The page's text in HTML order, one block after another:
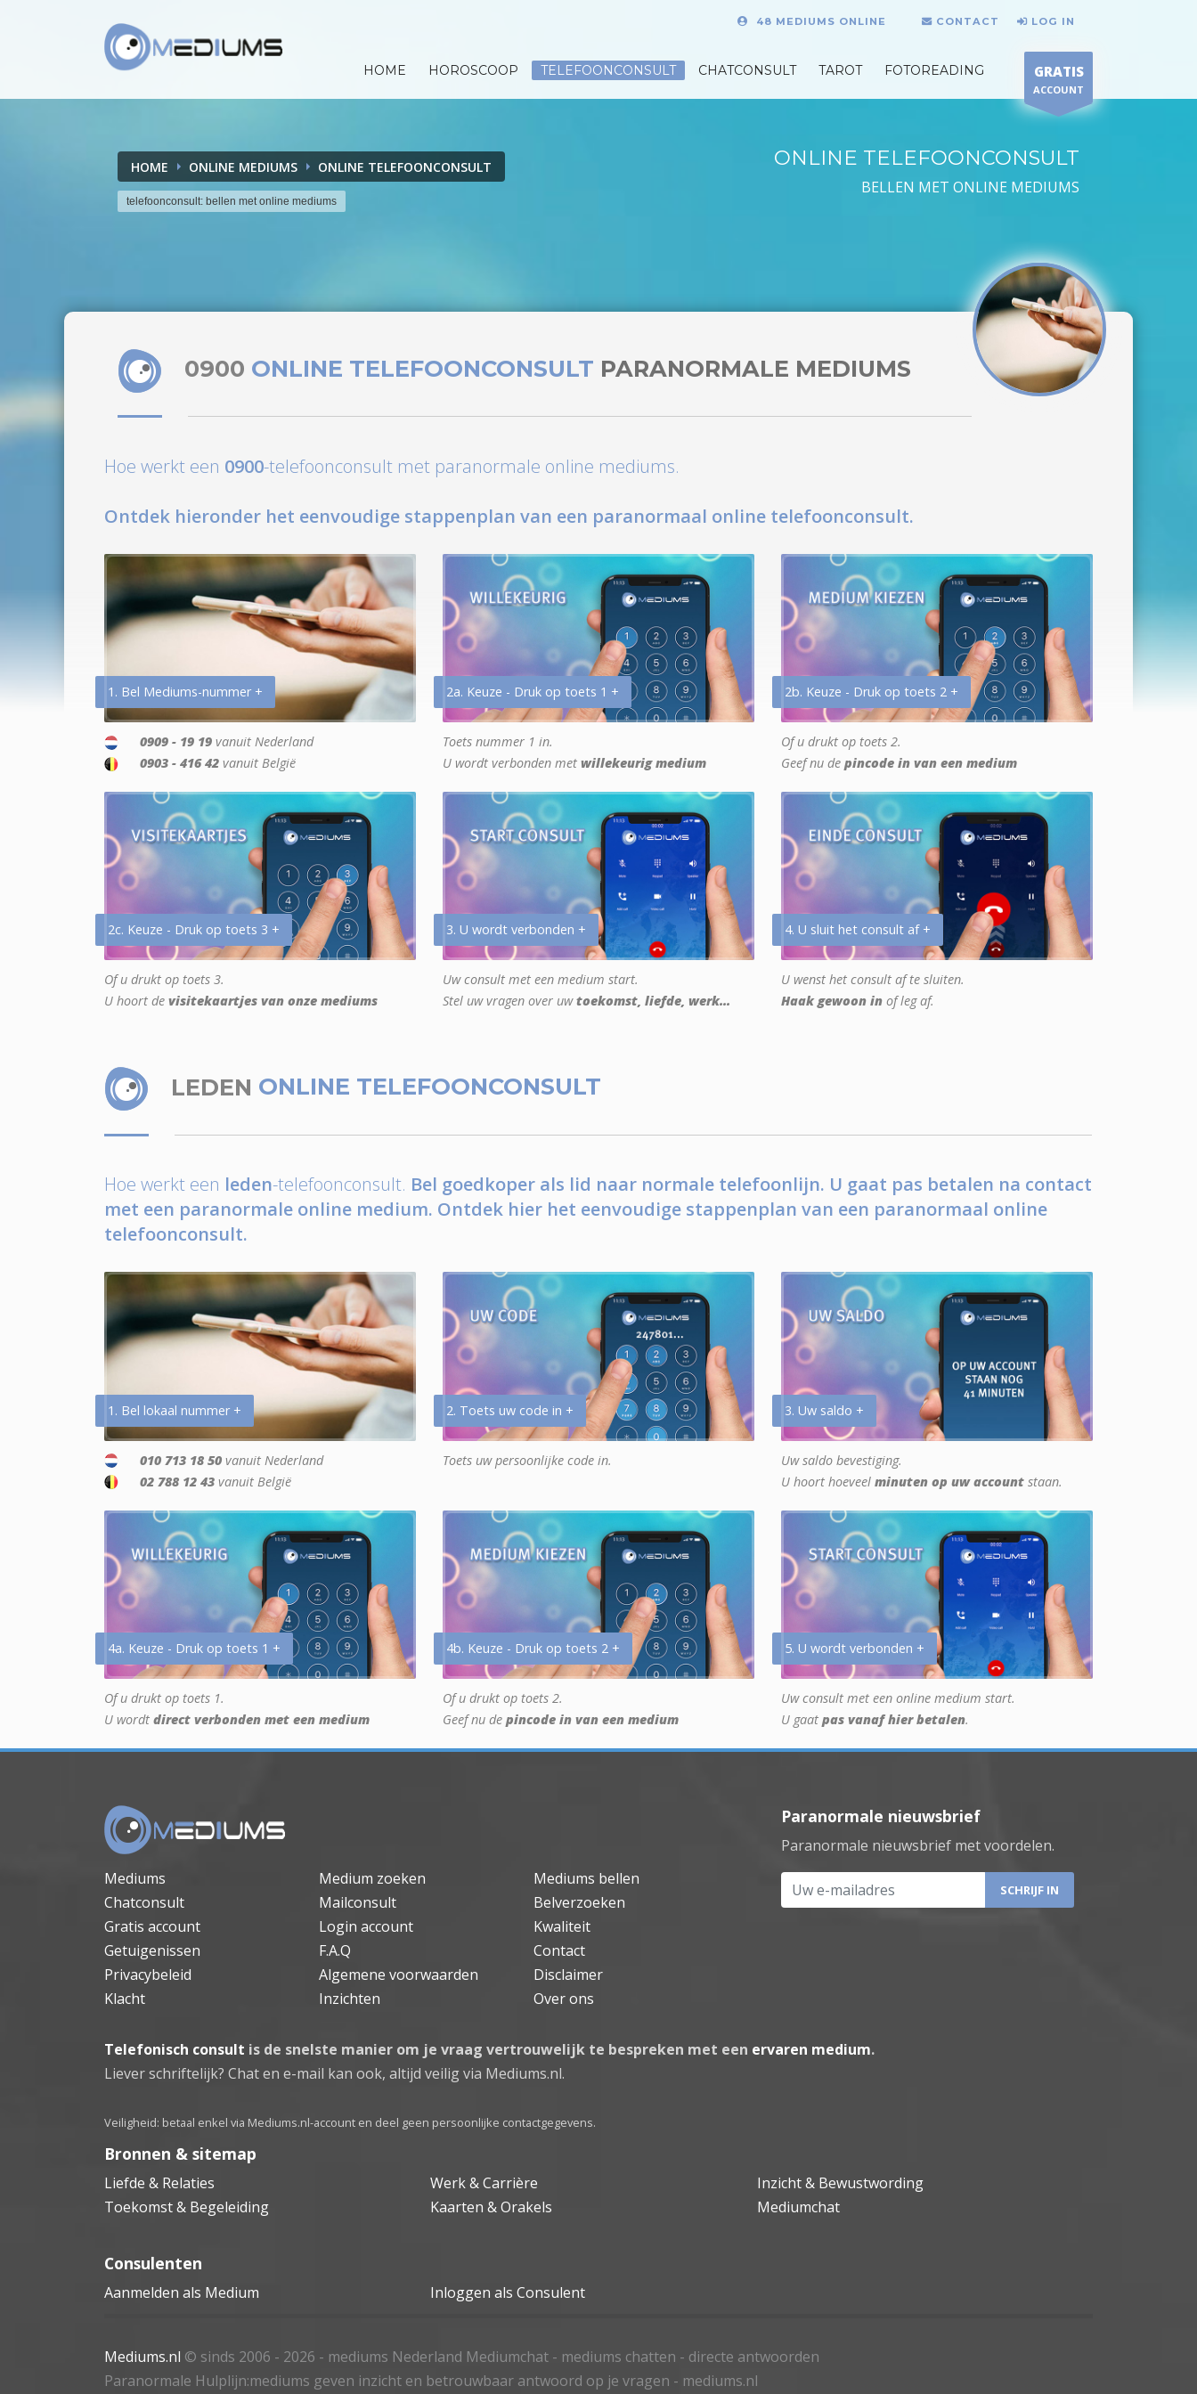
48 MEDIUMS ONLINE CONTACT LOG IN
HOME HOROSCOOP TELEFOONCONSULT CHATCONSULT TAROT FOTOREADING GRATIS
ACCOUNT
HOME ONLINE MEDIUMS ONLINE TELEFOONCONSULT
telefoonconsult: bellen met online mediums
ONLINE TELEFOONCONSULT
BELLEN MET ONLINE MEDIUMS
0900 ONLINE TELEFOONCONSULT PARANORMALE MEDIUMS
Hoe werkt een 0900-telefoonconsult met paranormale online mediums.
Ontdek hieronder het eenvoudige stappenplan van een paranormaal online telefoonconsult.
1. Bel Mediums-nummer +
0909 - 19 19 vanuit Nederland
0903 - 416 42 vanuit België
2a. Keuze - Druk op toets 1 +
Toets nummer 1 in.
U wordt verbonden met willekeurig medium
2b. Keuze - Druk op toets 2 +
Of u drukt op toets 2.
Geef nu de pincode in van een medium
2c. Keuze - Druk op toets 3 +
Of u drukt op toets 3.
U hoort de visitekaartjes van onze mediums
3. U wordt verbonden +
Uw consult met een medium start.
Stel uw vragen over uwtoekomst, liefde, werk...
4. U sluit het consult af +
U wenst het consult af te sluiten.
Haak gewoon in of leg af.
LEDEN ONLINE TELEFOONCONSULT
Hoe werkt een leden-telefoonconsult. Bel goedkoper als lid naar normale telefoonlijn. U gaat pas betalen na contact
met een paranormale online medium. Ontdek hier het eenvoudige stappenplan van een paranormaal online
telefoonconsult.
1. Bel lokaal nummer +
010 713 18 50 vanuit Nederland
02 788 12 43 vanuit België
2. Toets uw code in +
Toets uw persoonlijke code in.
3. Uw saldo +
Uw saldo bevestiging.
U hoort hoeveel minuten op uw account staan.
4a. Keuze - Druk op toets 1 +
Of u drukt op toets 1.
U wordt direct verbonden met een medium
4b. Keuze - Druk op toets 2 +
Of u drukt op toets 2.
Geef nu de pincode in van een medium
5. U wordt verbonden +
Uw consult met een online medium start.
U gaat pas vanaf hier betalen.
Mediums Medium zoeken
Mediums bellen
Chatconsult
Mailconsult
Belverzoeken
Gratis account
Login account
Kwaliteit
Getuigenissen
F.A.Q
Contact
Privacybeleid
Algemene voorwaarden
Disclaimer
Klacht
Inzichten Over ons
Paranormale nieuwsbrief
Paranormale nieuwsbrief met voordelen.
Uw e-mailadres
Telefonisch consult is de snelste manier om je vraag vertrouwelijk te bespreken met een ervaren medium.
Liever schriftelijk? Chat en e-mail kan ook, altijd veilig via Mediums.nl.
Veiligheid: betaal enkel via Mediums.nl-account en deel geen persoonlijke contactgegevens.
Bronnen & sitemap
Liefde & Relaties Werk & Carrière
Inzicht & Bewustwording
Toekomst & Begeleiding
Kaarten & Orakels Mediumchat
Consulenten
Aanmelden als Medium Inloggen als Consulent
Mediums.nl © sinds 2006 - 2026 - mediums Nederland Mediumchat - mediums chatten - directe antwoorden
Paranormale Hulplijn:mediums geven inzicht en betrouwbaar antwoord op je vragen - mediums.nl